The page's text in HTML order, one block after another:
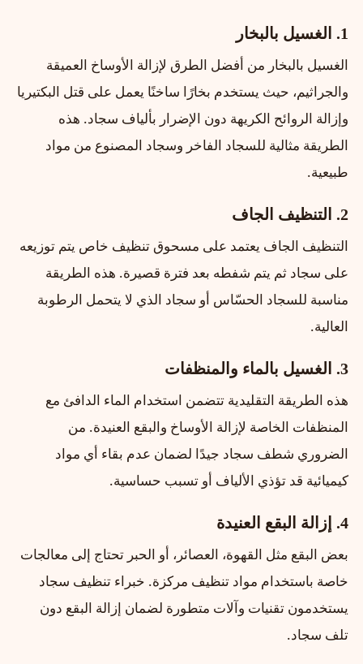
1. الغسيل بالبخار
الغسيل بالبخار من أفضل الطرق لإزالة الأوساخ العميقة
والجراثيم، حيث يستخدم بخارًا ساخنًا يعمل على قتل البكتيريا
وإزالة الروائح الكريهة دون الإضرار بألياف سجاد. هذه
الطريقة مثالية للسجاد الفاخر وسجاد المصنوع من مواد
طبيعية.
2. التنظيف الجاف
التنظيف الجاف يعتمد على مسحوق تنظيف خاص يتم توزيعه
على سجاد ثم يتم شفطه بعد فترة قصيرة. هذه الطريقة
مناسبة للسجاد الحسّاس أو سجاد الذي لا يتحمل الرطوبة
العالية.
3. الغسيل بالماء والمنظفات
هذه الطريقة التقليدية تتضمن استخدام الماء الدافئ مع
المنظفات الخاصة لإزالة الأوساخ والبقع العنيدة. من
الضروري شطف سجاد جيدًا لضمان عدم بقاء أي مواد
كيميائية قد تؤذي الألياف أو تسبب حساسية.
4. إزالة البقع العنيدة
بعض البقع مثل القهوة، العصائر، أو الحبر تحتاج إلى معالجات
خاصة باستخدام مواد تنظيف مركزة. خبراء تنظيف سجاد
يستخدمون تقنيات وآلات متطورة لضمان إزالة البقع دون
تلف سجاد.